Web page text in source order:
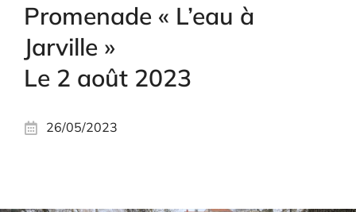
Promenade « L’eau à
Jarville »
Le 2 août 2023
26/05/2023